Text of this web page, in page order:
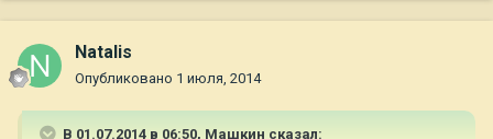
Natalis
Опубликовано 1 июля, 2014
В 01.07.2014 в 06:50, Машкин сказал: